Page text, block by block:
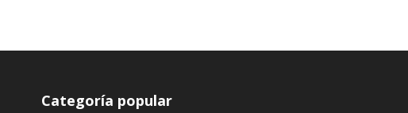
Categoría popular